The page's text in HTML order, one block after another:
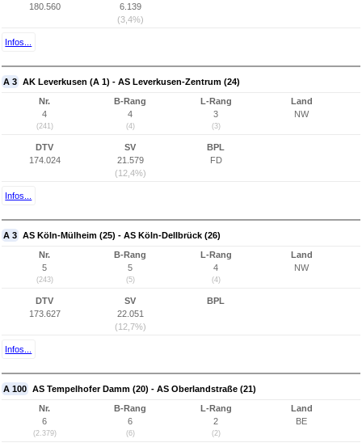
180.560
6.139
(3,4%)
Infos...
A 3 AK Leverkusen (A 1) - AS Leverkusen-Zentrum (24)
Nr.
4
(241)
B-Rang
4
(4)
L-Rang
3
(3)
Land
NW
DTV
174.024
SV
21.579
(12,4%)
BPL
FD
Infos...
A 3 AS Köln-Mülheim (25) - AS Köln-Dellbrück (26)
Nr.
5
(243)
B-Rang
5
(5)
L-Rang
4
(4)
Land
NW
DTV
173.627
SV
22.051
(12,7%)
BPL
Infos...
A 100 AS Tempelhofer Damm (20) - AS Oberlandstraße (21)
Nr.
6
(2.379)
B-Rang
6
(6)
L-Rang
2
(2)
Land
BE